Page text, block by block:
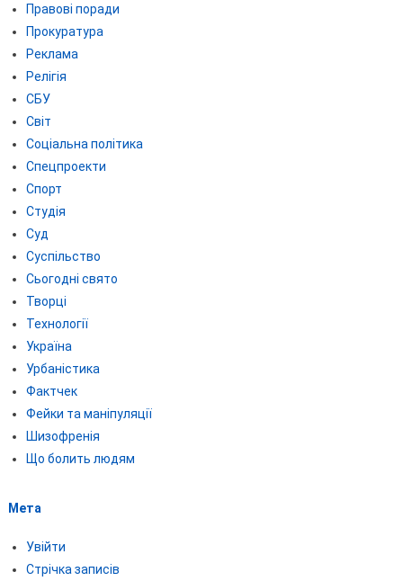
Правові поради
Прокуратура
Реклама
Релігія
СБУ
Світ
Соціальна політика
Спецпроекти
Спорт
Студія
Суд
Суспільство
Сьогодні свято
Творці
Технології
Україна
Урбаністика
Фактчек
Фейки та маніпуляції
Шизофренія
Що болить людям
Мета
Увійти
Стрічка записів